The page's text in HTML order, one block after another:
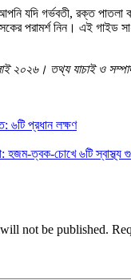
যদি গর্ভবতী, রক্ত পাতলা
পরামর্শ নিন। এই গাইড
২০২৬। তথ্য যাচাই ও
৬টি প্রধান লক্ষণ
হজম-ত্বক-চোখে ৬টি স্বাস্থ্য
not be published.